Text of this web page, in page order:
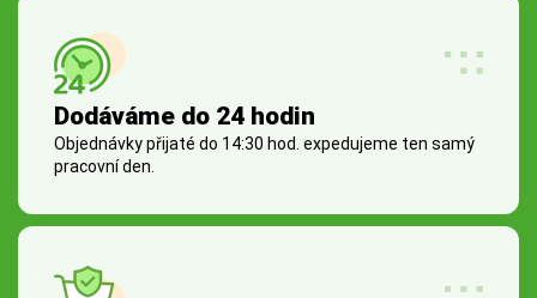
Dodáváme do 24 hodin
Objednávky přijaté do 14:30 hod. expedujeme ten samý
pracovní den.